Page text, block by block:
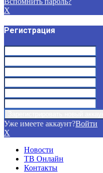
X
Регистрация
Уже имеете аккаунт?Войти
X
Новости
ТВ Онлайн
Контакты